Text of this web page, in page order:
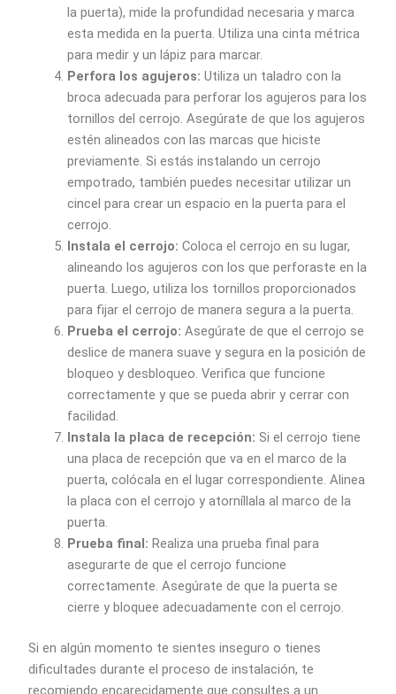
la puerta), mide la profundidad necesaria y marca
esta medida en la puerta. Utiliza una cinta métrica
para medir y un lápiz para marcar.
Perfora los agujeros: Utiliza un taladro con la
broca adecuada para perforar los agujeros para los
tornillos del cerrojo. Asegúrate de que los agujeros
estén alineados con las marcas que hiciste
previamente. Si estás instalando un cerrojo
empotrado, también puedes necesitar utilizar un
cincel para crear un espacio en la puerta para el
cerrojo.
Instala el cerrojo: Coloca el cerrojo en su lugar,
alineando los agujeros con los que perforaste en la
puerta. Luego, utiliza los tornillos proporcionados
para fijar el cerrojo de manera segura a la puerta.
Prueba el cerrojo: Asegúrate de que el cerrojo se
deslice de manera suave y segura en la posición de
bloqueo y desbloqueo. Verifica que funcione
correctamente y que se pueda abrir y cerrar con
facilidad.
Instala la placa de recepción: Si el cerrojo tiene
una placa de recepción que va en el marco de la
puerta, colócala en el lugar correspondiente. Alinea
la placa con el cerrojo y atorníllala al marco de la
puerta.
Prueba final: Realiza una prueba final para
asegurarte de que el cerrojo funcione
correctamente. Asegúrate de que la puerta se
cierre y bloquee adecuadamente con el cerrojo.
Si en algún momento te sientes inseguro o tienes
dificultades durante el proceso de instalación, te
recomiendo encarecidamente que consultes a un